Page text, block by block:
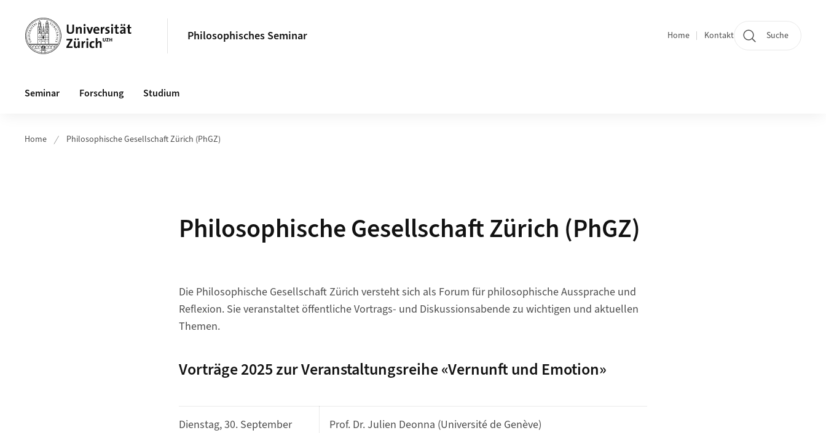
Philosophisches Seminar
Quicklinks
Home Kontakt Suche
Seminar Forschung Studium
Home Philosophische Gesellschaft Zürich (PhGZ)
Philosophische Gesellschaft Zürich (PhGZ)
Die Philosophische Gesellschaft Zürich versteht sich als Forum für philosophische Aussprache und
Reflexion. Sie veranstaltet öffentliche Vortrags- und Diskussionsabende zu wichtigen und aktuellen
Themen.
Vorträge 2025 zur Veranstaltungsreihe «Vernunft und Emotion»
Dienstag, 30. September
Prof. Dr. Julien Deonna (Université de Genève)